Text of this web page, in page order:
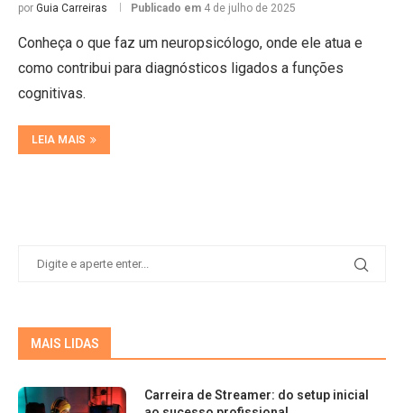
por Guia Carreiras Publicado em 4 de julho de 2025
Conheça o que faz um neuropsicólogo, onde ele atua e
como contribui para diagnósticos ligados a funções
cognitivas.
LEIA MAIS
MAIS LIDAS
Carreira de Streamer: do setup inicial